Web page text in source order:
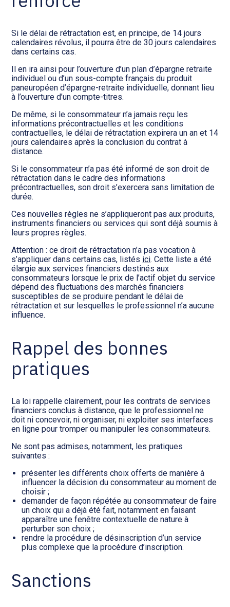
Si le délai de rétractation est, en principe, de 14 jours
calendaires révolus, il pourra être de 30 jours calendaires
dans certains cas.
Il en ira ainsi pour l’ouverture d’un plan d’épargne retraite
individuel ou d’un sous-compte français du produit
paneuropéen d’épargne-retraite individuelle, donnant lieu
à l’ouverture d’un compte-titres.
De même, si le consommateur n’a jamais reçu les
informations précontractuelles et les conditions
contractuelles, le délai de rétractation expirera un an et 14
jours calendaires après la conclusion du contrat à
distance.
Si le consommateur n’a pas été informé de son droit de
rétractation dans le cadre des informations
précontractuelles, son droit s’exercera sans limitation de
durée.
Ces nouvelles règles ne s’appliqueront pas aux produits,
instruments financiers ou services qui sont déjà soumis à
leurs propres règles.
Attention : ce droit de rétractation n’a pas vocation à
s’appliquer dans certains cas, listés ici. Cette liste a été
élargie aux services financiers destinés aux
consommateurs lorsque le prix de l’actif objet du service
dépend des fluctuations des marchés financiers
susceptibles de se produire pendant le délai de
rétractation et sur lesquelles le professionnel n’a aucune
influence.
Rappel des bonnes
pratiques
La loi rappelle clairement, pour les contrats de services
financiers conclus à distance, que le professionnel ne
doit ni concevoir, ni organiser, ni exploiter ses interfaces
en ligne pour tromper ou manipuler les consommateurs.
Ne sont pas admises, notamment, les pratiques
suivantes :
présenter les différents choix offerts de manière à
influencer la décision du consommateur au moment de
choisir ;
demander de façon répétée au consommateur de faire
un choix qui a déjà été fait, notamment en faisant
apparaître une fenêtre contextuelle de nature à
perturber son choix ;
rendre la procédure de désinscription d’un service
plus complexe que la procédure d’inscription.
Sanctions